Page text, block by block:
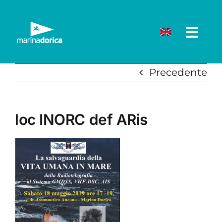
contenuto
Precedente
loc INORC def ARis